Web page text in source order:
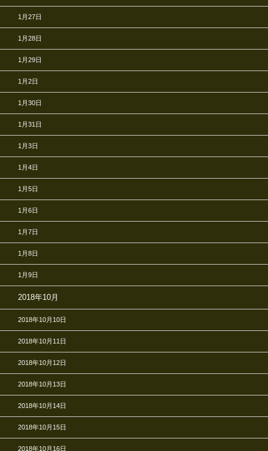
1月27日
1月28日
1月29日
1月2日
1月30日
1月31日
1月3日
1月4日
1月5日
1月6日
1月7日
1月8日
1月9日
2018年10月
2018年10月10日
2018年10月11日
2018年10月12日
2018年10月13日
2018年10月14日
2018年10月15日
2018年10月16日